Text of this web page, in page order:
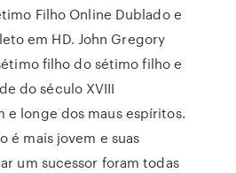
Filho Online Dublado e
em HD. John Gregory
filho do sétimo filho e
do século XVIII
e longe dos maus espíritos.
é mais jovem e suas
um sucessor foram todas